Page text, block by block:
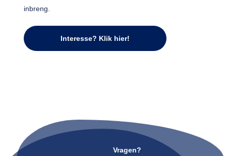
inbreng.
Interesse? Klik hier!
Vragen?